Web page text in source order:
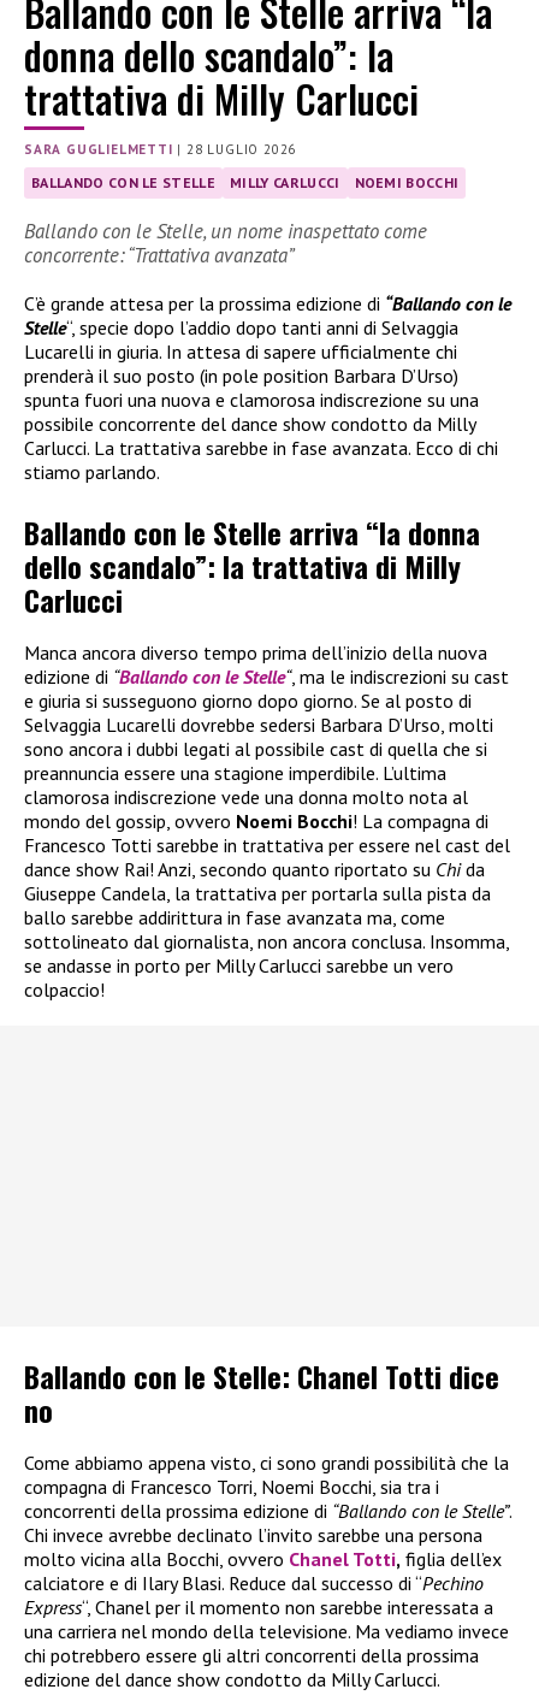
Ballando con le Stelle arriva “la
donna dello scandalo”: la
trattativa di Milly Carlucci
SARA GUGLIELMETTI |28 LUGLIO 2026
BALLANDO CON LE STELLE MILLY CARLUCCI NOEMI BOCCHI
Ballando con le Stelle, un nome inaspettato come
concorrente: “Trattativa avanzata”
C’è grande attesa per la prossima edizione di “Ballando con le
Stelle“, specie dopo l’addio dopo tanti anni di Selvaggia
Lucarelli in giuria. In attesa di sapere ufficialmente chi
prenderà il suo posto (in pole position Barbara D’Urso)
spunta fuori una nuova e clamorosa indiscrezione su una
possibile concorrente del dance show condotto da Milly
Carlucci. La trattativa sarebbe in fase avanzata. Ecco di chi
stiamo parlando.
Ballando con le Stelle arriva “la donna
dello scandalo”: la trattativa di Milly
Carlucci
Manca ancora diverso tempo prima dell’inizio della nuova
edizione di “Ballando con le Stelle“, ma le indiscrezioni su cast
e giuria si susseguono giorno dopo giorno. Se al posto di
Selvaggia Lucarelli dovrebbe sedersi Barbara D’Urso, molti
sono ancora i dubbi legati al possibile cast di quella che si
preannuncia essere una stagione imperdibile. L’ultima
clamorosa indiscrezione vede una donna molto nota al
mondo del gossip, ovvero Noemi Bocchi! La compagna di
Francesco Totti sarebbe in trattativa per essere nel cast del
dance show Rai! Anzi, secondo quanto riportato su Chida
Giuseppe Candela, la trattativa per portarla sulla pista da
ballo sarebbe addirittura in fase avanzata ma, come
sottolineato dal giornalista, non ancora conclusa. Insomma,
se andasse in porto per Milly Carlucci sarebbe un vero
colpaccio!
Ballando con le Stelle: Chanel Totti dice
no
Come abbiamo appena visto, ci sono grandi possibilità che la
compagna di Francesco Torri, Noemi Bocchi, sia tra i
concorrenti della prossima edizione di “Ballando con le Stelle”.
Chi invece avrebbe declinato l’invito sarebbe una persona
molto vicina alla Bocchi, ovvero Chanel Totti, figlia dell’ex
calciatore e di Ilary Blasi. Reduce dal successo di “Pechino
Express“, Chanel per il momento non sarebbe interessata a
una carriera nel mondo della televisione. Ma vediamo invece
chi potrebbero essere gli altri concorrenti della prossima
edizione del dance show condotto da Milly Carlucci.